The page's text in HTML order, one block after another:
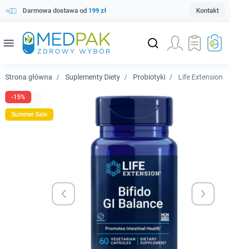
Darmowa dostawa od 199 zł Kontakt
menu
Strona główna Suplementy Diety Probiotyki Life Extension
-15%
Summer Sale